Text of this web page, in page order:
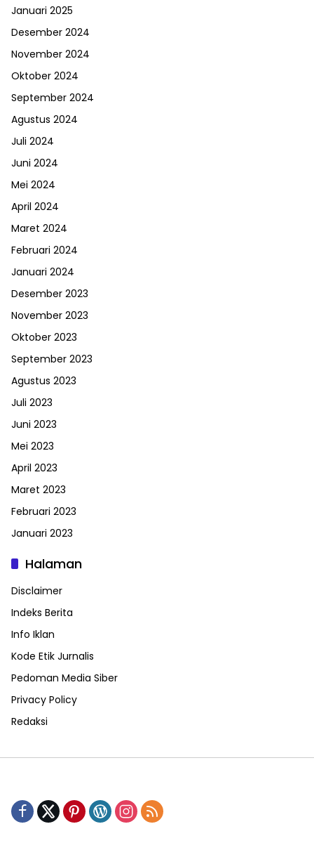
Januari 2025
Desember 2024
November 2024
Oktober 2024
September 2024
Agustus 2024
Juli 2024
Juni 2024
Mei 2024
April 2024
Maret 2024
Februari 2024
Januari 2024
Desember 2023
November 2023
Oktober 2023
September 2023
Agustus 2023
Juli 2023
Juni 2023
Mei 2023
April 2023
Maret 2023
Februari 2023
Januari 2023
Halaman
Disclaimer
Indeks Berita
Info Iklan
Kode Etik Jurnalis
Pedoman Media Siber
Privacy Policy
Redaksi